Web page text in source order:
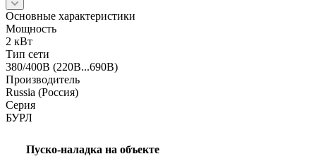
Основные характеристики
Мощность
2 кВт
Тип сети
380/400В (220В...690В)
Производитель
Russia (Россия)
Серия
БУРЛ
Пуско-наладка на объекте